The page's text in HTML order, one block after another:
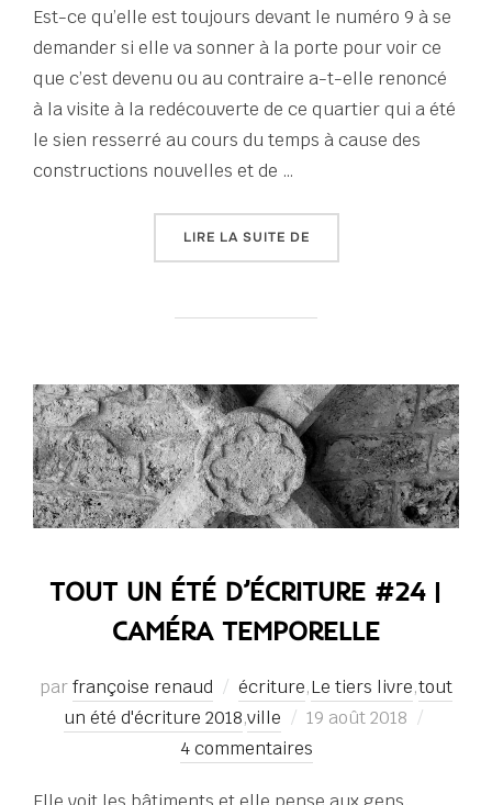
Est-ce qu’elle est toujours devant le numéro 9 à se
demander si elle va sonner à la porte pour voir ce
que c’est devenu ou au contraire a-t-elle renoncé
à la visite à la redécouverte de ce quartier qui a été
le sien resserré au cours du temps à cause des
constructions nouvelles et de …
LIRE LA SUITE DE« TOUT UN ÉTÉ
TOUT UN ÉTÉ D’ÉCRITURE #24 |
CAMÉRA TEMPORELLE
parfrançoise renaud écriture,Le tiers livre,tout
un été d'écriture 2018,ville
Publié
le
19 août 2018
4 commentaires